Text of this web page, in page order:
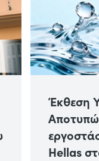
Έκθεση
Hellas